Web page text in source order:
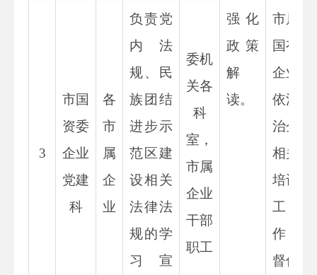
强化
政策
解
读。
市属
国有
企业
依法
治企
相关
培训
工
作，
督促
3
市国
资委
企业
党建
科
各
市
属
企
业
负责党
内法
规、民
族团结
进步示
范区建
设相关
法律法
规的学
习宣
委机
关各
科
室，
市属
企业
干部
职工